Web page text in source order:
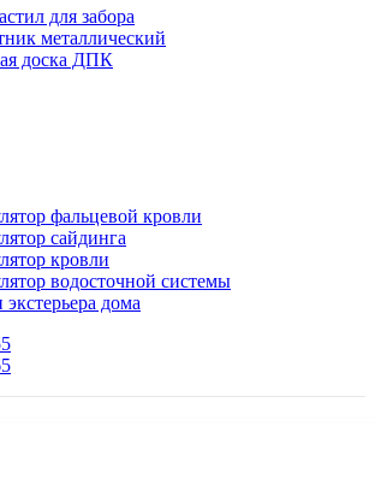
для забора
металлический
доска ДПК
фальцевой кровли
сайдинга
кровли
водосточной системы
дома